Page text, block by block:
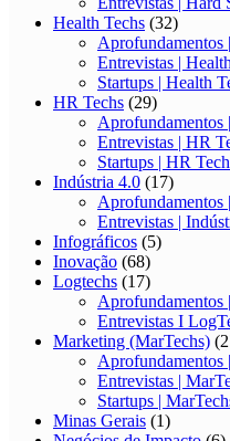
Health Techs (32)
Aprofundamentos
Entrevistas |
Startups | Health
HR Techs (29)
Aprofundamentos
Entrevistas | HR
Startups | HR
Indústria 4.0 (17)
Aprofundamentos
Entrevistas |
Infográficos (5)
Inovação (68)
Logtechs (17)
Aprofundamentos
Entrevistas I
Marketing (MarTechs)
Aprofundamentos
Entrevistas |
Startups |
Minas Gerais (1)